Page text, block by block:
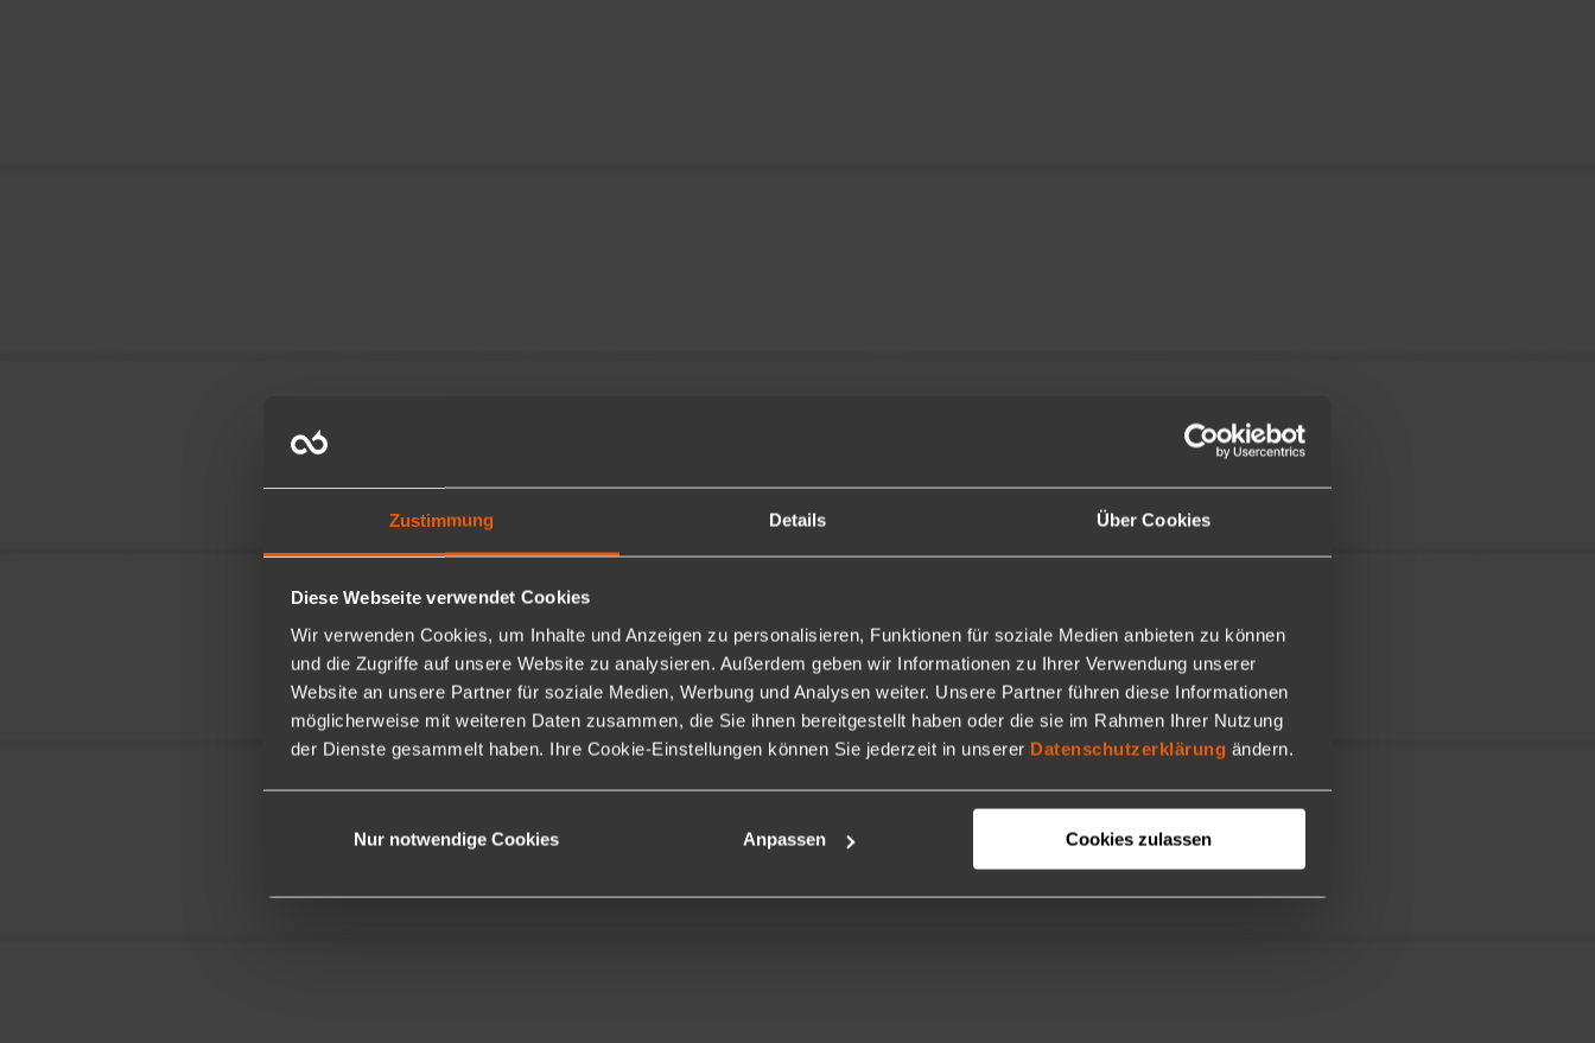
Zustimmung Details Über Cookies
Diese Webseite verwendet Cookies
Wir verwenden Cookies, um Inhalte und Anzeigen zu personalisieren, Funktionen für soziale Medien anbieten zu können
und die Zugriffe auf unsere Website zu analysieren. Außerdem geben wir Informationen zu Ihrer Verwendung unserer
Website an unsere Partner für soziale Medien, Werbung und Analysen weiter. Unsere Partner führen diese Informationen
möglicherweise mit weiteren Daten zusammen, die Sie ihnen bereitgestellt haben oder die sie im Rahmen Ihrer Nutzung
der Dienste gesammelt haben. Ihre Cookie-Einstellungen können Sie jederzeit in unserer Datenschutzerklärung ändern.
Nur notwendige Cookies Anpassen Cookies zulassen